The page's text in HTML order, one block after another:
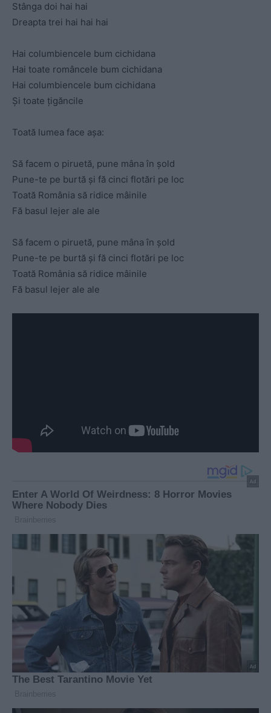
Stânga doi hai hai
Dreapta trei hai hai hai
Hai columbiencele bum cichidana
Hai toate româncele bum cichidana
Hai columbiencele bum cichidana
Și toate țigăncile
Toată lumea face așa:
Să facem o piruetă, pune mâna în șold
Pune-te pe burtă și fă cinci flotări pe loc
Toată România să ridice mâinile
Fă basul lejer ale ale
Să facem o piruetă, pune mâna în șold
Pune-te pe burtă și fă cinci flotări pe loc
Toată România să ridice mâinile
Fă basul lejer ale ale